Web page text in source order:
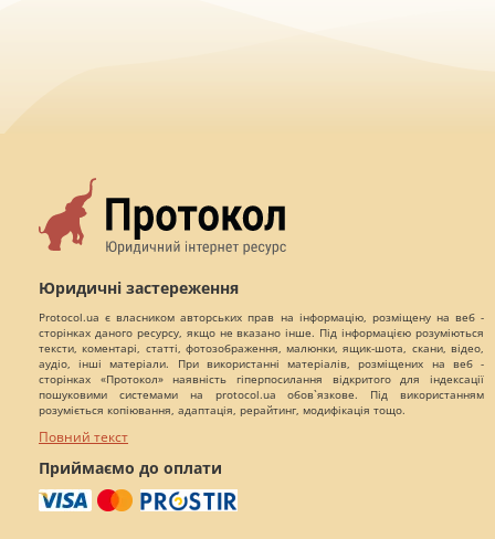
Юридичні застереження
Protocol.ua є власником авторських прав на інформацію, розміщену на веб -
сторінках даного ресурсу, якщо не вказано інше. Під інформацією розуміються
тексти, коментарі, статті, фотозображення, малюнки, ящик-шота, скани, відео,
аудіо, інші матеріали. При використанні матеріалів, розміщених на веб -
сторінках «Протокол» наявність гіперпосилання відкритого для індексації
пошуковими системами на protocol.ua обов`язкове. Під використанням
розуміється копіювання, адаптація, рерайтинг, модифікація тощо.
Повний текст
Приймаємо до оплати